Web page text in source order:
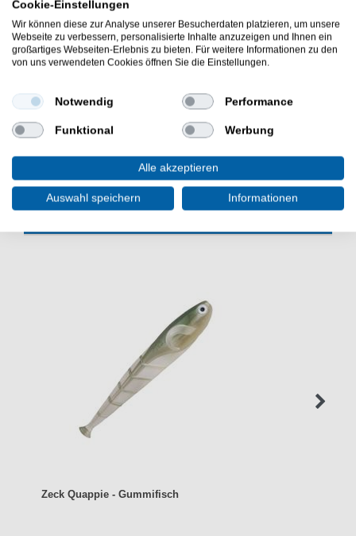
Spinnfischen
geeignet für Köder, die nicht rotieren
robuste und fast schwerelose Verbindung
für Stahl- und Fluorocarbon Vorfächer
Lieferumfang: 10 Ringe in gewählter Variante
Die Zeck Solid Ring Verbindungsringe eignen sich sehr
gut zum aktiven Raubfischangeln. Sehr guter
Verbindungsring für das aktive Angeln auf Raubfische.
Zeck Quappie - Gummifisch
Cookie-Einstellungen
Wir können diese zur Analyse unserer Besucherdaten platzieren, um unsere
Webseite zu verbessern, personalisierte Inhalte anzuzeigen und Ihnen ein
großartiges Webseiten-Erlebnis zu bieten. Für weitere Informationen zu den
von uns verwendeten Cookies öffnen Sie die Einstellungen.
Notwendig Performance
Funktional Werbung
Alle akzeptieren
Auswahl speichern Informationen